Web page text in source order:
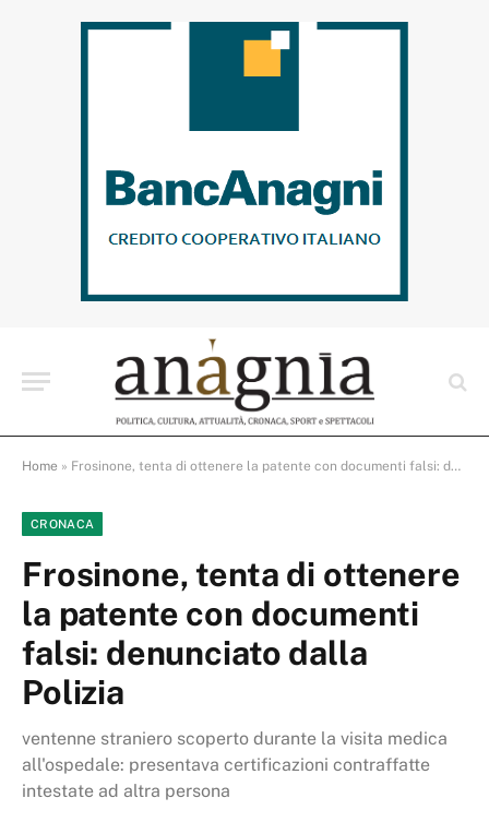
Home » Frosinone, tenta di ottenere la patente con documenti falsi: denunciato dalla Polizia
CRONACA
Frosinone, tenta di ottenere
la patente con documenti
falsi: denunciato dalla
Polizia
ventenne straniero scoperto durante la visita medica
all'ospedale: presentava certificazioni contraffatte
intestate ad altra persona